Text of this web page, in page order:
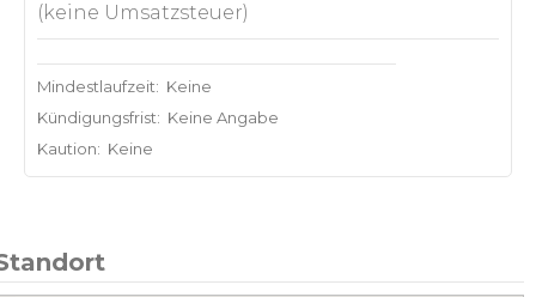
(keine Umsatzsteuer)
Mindestlaufzeit: Keine
Kündigungsfrist: Keine Angabe
Kaution: Keine